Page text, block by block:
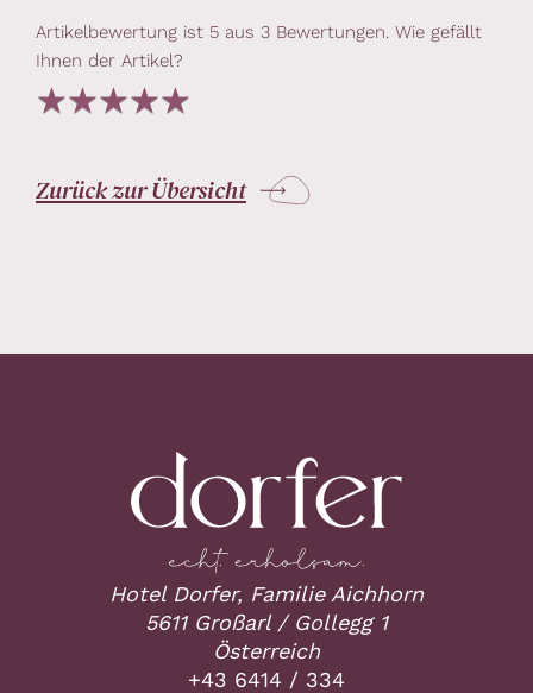
Artikelbewertung ist 5 aus 3 Bewertungen. Wie gefällt
Ihnen der Artikel?
Zurück zur Übersicht
Hotel Dorfer, Familie Aichhorn
5611 Großarl / Gollegg 1
Österreich
+43 6414 / 334